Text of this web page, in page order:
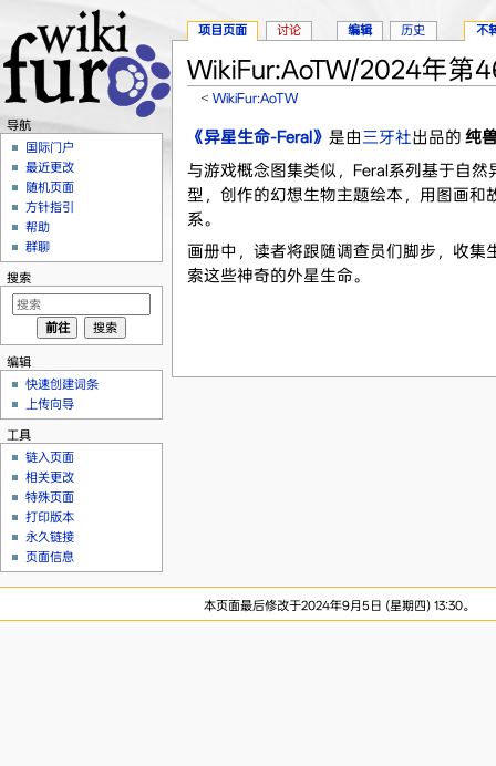
WikiFur:AoTW/2024年第
<WikiFur:AoTW
《异星生命-Feral》 是由三牙社出品的 纯
与游戏概念图集类似，Feral系列基于自
型，创作的幻想生物主题绘本，用图画和
系。
画册中，读者将跟随调查员们脚步，收集
索这些神奇的外星生命。
项目页面 讨论 编辑 历史 不
导航
国际门户
最近更改
随机页面
方针指引
帮助
群聊
搜索
编辑
快速创建词条
上传向导
工具
链入页面
相关更改
特殊页面
打印版本
永久链接
页面信息
本页面最后修改于2024年9月5日 (星期四) 13:30。